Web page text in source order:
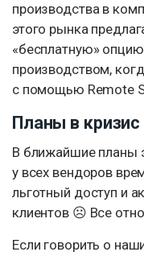
производства в
этого рынка
«бесплатную»
производством,
с помощью Remote
Планы в кризис
В ближайшие планы
у всех вендоров
льготный доступ и
клиентов ☹ Все
Если говорить о